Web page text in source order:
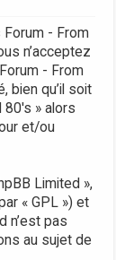
Forum - From
n’acceptez
- From
bien qu’il soit
80's » alors
et/ou
Limited »,
« GPL ») et
n’est pas
au sujet de